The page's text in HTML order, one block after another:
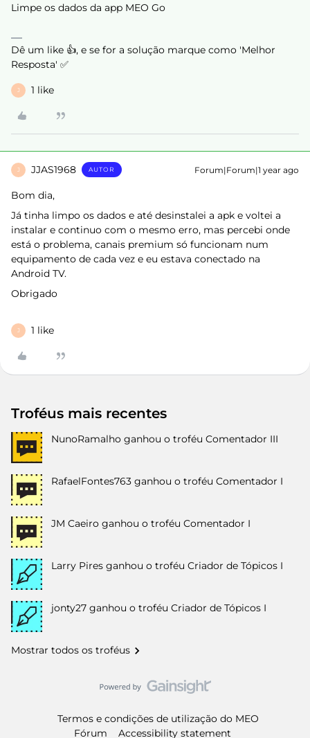
Limpe os dados da app MEO Go
Dê um like 👍, e se for a solução marque como 'Melhor
Resposta' ✅
J 1 like
J JJAS1968 AUTOR Forum|Forum|1 year ago
Bom dia,
Já tinha limpo os dados e até desinstalei a apk e voltei a
instalar e continuo com o mesmo erro, mas percebi onde
está o problema, canais premium só funcionam num
equipamento de cada vez e eu estava conectado na
Android TV.
Obrigado
J 1 like
Troféus mais recentes
NunoRamalho ganhou o troféu Comentador III
RafaelFontes763 ganhou o troféu Comentador I
JM Caeiro ganhou o troféu Comentador I
Larry Pires ganhou o troféu Criador de Tópicos I
jonty27 ganhou o troféu Criador de Tópicos I
Mostrar todos os troféus
Termos e condições de utilização do MEO
Fórum
Accessibility statement